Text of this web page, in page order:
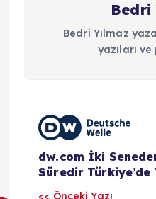
Bedri
Bedri Yılmaz
yazıları ve
Y
adw.com İki
Süredir Türkiye’de
<< Önceki Yazı